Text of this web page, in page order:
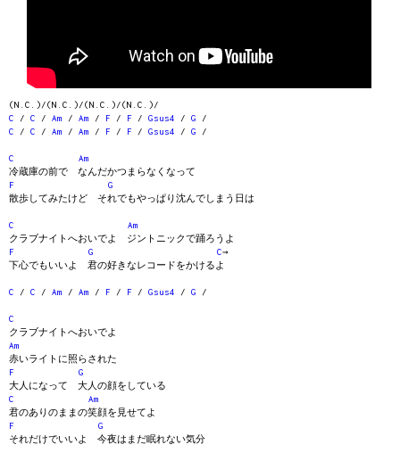
(N.C.)/(N.C.)/(N.C.)/(N.C.)/
C / C / Am / Am / F / F / Gsus4 / G /
C / C / Am / Am / F / F / Gsus4 / G /
C
Am
冷蔵庫の前で なんだかつまらなくなって
F
G
散歩してみたけど それでもやっぱり沈んでしまう日は
C
Am
クラブナイトへおいでよ ジントニックで踊ろうよ
F
G C→
下心でもいいよ 君の好きなレコードをかけるよ
C / C / Am / Am / F / F / Gsus4 / G /
C
クラブナイトへおいでよ
Am
赤いライトに照らされた
F
G
大人になって 大人の顔をしている
C
Am
君のありのままの笑顔を見せてよ
F
G
それだけでいいよ 今夜はまだ眠れない気分